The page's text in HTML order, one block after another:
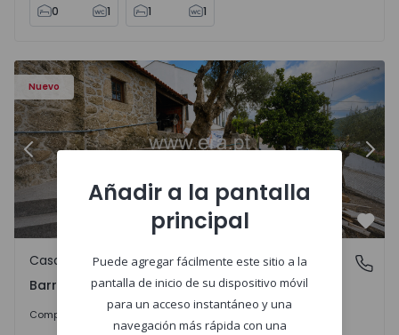
0
1
1
1
Nuevo
- 9
Casa T2 Viana do Castelo, Barroselas e Carvoeiro -
Anterior
Barroselas e Carvoeiro, Viana do Castelo
Casa
Barroselas e Carvoeiro, Viana do Castelo
Comprar 285.000 €
Añadir a la pantalla
principal
Puede agregar fácilmente este sitio a la
pantalla de inicio de su dispositivo móvil
para un acceso instantáneo y una
navegación más rápida con una